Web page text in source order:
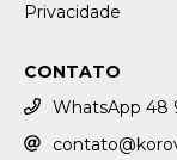
Privacidade
CONTATO
WhatsApp 48